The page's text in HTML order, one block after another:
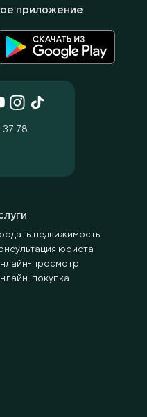
недвижимость
юриста
просмотр
покупка
37 78
приложение